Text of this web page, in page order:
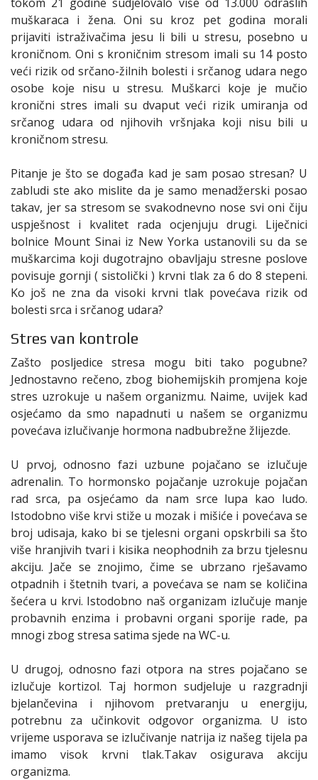
muškaraca i žena. Oni su kroz pet godina morali
prijaviti istraživačima jesu li bili u stresu, posebno u
kroničnom. Oni s kroničnim stresom imali su 14 posto
veći rizik od srčano-žilnih bolesti i srčanog udara nego
osobe koje nisu u stresu. Muškarci koje je mučio
kronični stres imali su dvaput veći rizik umiranja od
srčanog udara od njihovih vršnjaka koji nisu bili u
kroničnom stresu.
Pitanje je što se događa kad je sam posao stresan? U
zabludi ste ako mislite da je samo menadžerski posao
takav, jer sa stresom se svakodnevno nose svi oni čiju
uspješnost i kvalitet rada ocjenjuju drugi. Liječnici
bolnice Mount Sinai iz New Yorka ustanovili su da se
muškarcima koji dugotrajno obavljaju stresne poslove
povisuje gornji ( sistolički ) krvni tlak za 6 do 8 stepeni.
Ko još ne zna da visoki krvni tlak povećava rizik od
bolesti srca i srčanog udara?
Stres van kontrole
Zašto posljedice stresa mogu biti tako pogubne?
Jednostavno rečeno, zbog biohemijskih promjena koje
stres uzrokuje u našem organizmu. Naime, uvijek kad
osjećamo da smo napadnuti u našem se organizmu
povećava izlučivanje hormona nadbubrežne žlijezde.
U prvoj, odnosno fazi uzbune pojačano se izlučuje
adrenalin. To hormonsko pojačanje uzrokuje pojačan
rad srca, pa osjećamo da nam srce lupa kao ludo.
Istodobno više krvi stiže u mozak i mišiće i povećava se
broj udisaja, kako bi se tjelesni organi opskrbili sa što
više hranjivih tvari i kisika neophodnih za brzu tjelesnu
akciju. Jače se znojimo, čime se ubrzano rješavamo
otpadnih i štetnih tvari, a povećava se nam se količina
šećera u krvi. Istodobno naš organizam izlučuje manje
probavnih enzima i probavni organi sporije rade, pa
mnogi zbog stresa satima sjede na WC-u.
U drugoj, odnosno fazi otpora na stres pojačano se
izlučuje kortizol. Taj hormon sudjeluje u razgradnji
bjelančevina i njihovom pretvaranju u energiju,
potrebnu za učinkovit odgovor organizma. U isto
vrijeme usporava se izlučivanje natrija iz našeg tijela pa
imamo visok krvni tlak.Takav osigurava akciju
organizma.